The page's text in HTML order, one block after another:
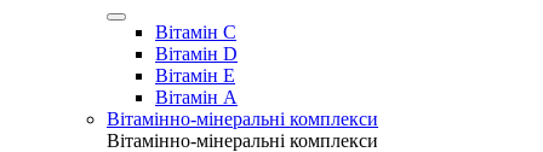
Вітамін C
Вітамін D
Вітамін E
Вітамін А
Вітамінно-мінеральні комплекси
Вітамінно-мінеральні комплекси